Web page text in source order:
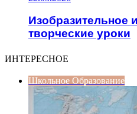
Изобразительное
творческие уроки
ИНТЕРЕСНОЕ
Школьное Образование